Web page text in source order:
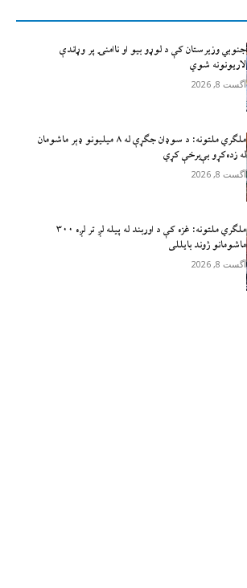
جنوبي وزیرستان کې د لوړو بیو او ناامنۍ پر وړاندې
لاريونونه شوي
آگست 8, 2026
ملګري ملتونه: د سوډان جګړې له ۸ میلیونو ډېر ماشومان
له زده‌کړو بې‌برخې کړي
آگست 8, 2026
ملګري ملتونه: غزه کې د اوربند له پیله لږ تر لږه ۳۰۰
ماشومانو ژوند بايللی
آگست 8, 2026